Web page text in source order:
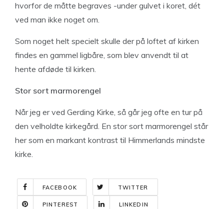
hvorfor de måtte begraves -under gulvet i koret, dét
ved man ikke noget om.
Som noget helt specielt skulle der på loftet af kirken
findes en gammel ligbåre, som blev anvendt til at
hente afdøde til kirken.
Stor sort marmorengel
Når jeg er ved Gerding Kirke, så går jeg ofte en tur på
den velholdte kirkegård. En stor sort marmorengel står
her som en markant kontrast til Himmerlands mindste
kirke.
FACEBOOK TWITTER
PINTEREST LINKEDIN